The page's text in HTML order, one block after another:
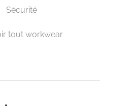
CATALOGUE CHAQUE MOIS
j’accepte la Politique de Confidentialité